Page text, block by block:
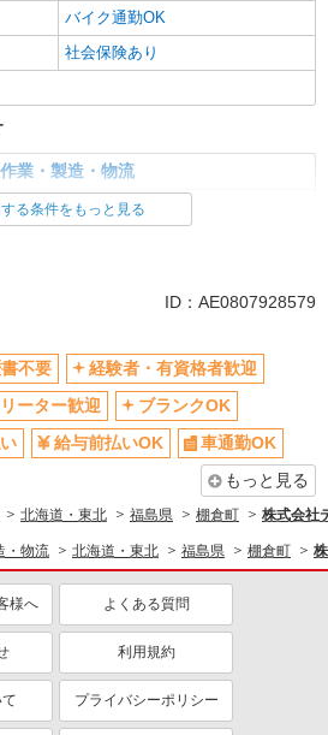
バイク通勤OK
社会保険あり
業・製造・物流
る条件をもっと見る
ID：AE0807928579
不要
経験者・有資格者歓迎
ーター歓迎
ブランクOK
給与前払いOK
車通勤OK
もっと見る
北海道・東北 福島県 棚倉町 株式会社
・物流 北海道・東北 福島県 棚倉町
様へ よくある質問
利用規約
プライバシーポリシー